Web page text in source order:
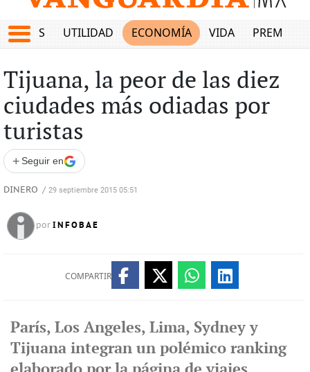
UTILIDAD ECONOMÍA VIDA PREMIUM
Tijuana, la peor de las diez
ciudades más odiadas por
turistas
+ Seguir en
DINERO / 29 septiembre 2015 05:51
por INFOBAE
COMPARTIR
París, Los Angeles, Lima, Sydney y
Tijuana integran un polémico ranking